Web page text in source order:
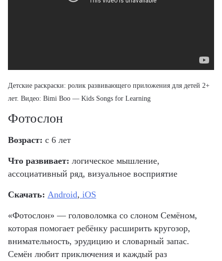
Детские раскраски: ролик развивающего приложения для детей 2+
лет. Видео: Bimi Boo — Kids Songs for Learning
Фотослон
Возраст: с 6 лет
Что развивает: логическое мышление,
ассоциативный ряд, визуальное восприятие
Скачать: Android, iOS
«Фотослон» — головоломка со слоном Семёном,
которая помогает ребёнку расширить кругозор,
внимательность, эрудицию и словарный запас.
Семён любит приключения и каждый раз